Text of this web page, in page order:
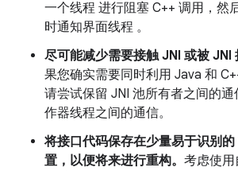
一个线程 进行阻塞 C++ 调用，然
时通知界面线程 。
尽可能减少需要接触 JNI 或被 JNI
果您确实需要同时利用 Java 和
请尝试保留 JNI 池所有者之间的
作器线程之间的通信。
将接口代码保存在少量易于识别
置，以便将来进行重构。 考虑使用